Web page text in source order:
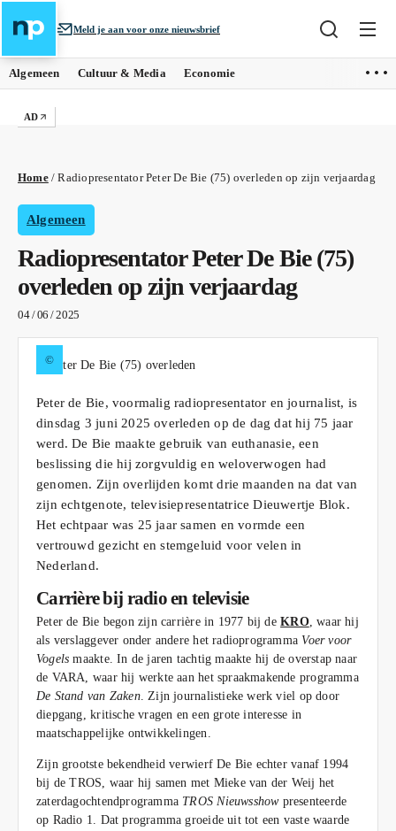
Meld je aan voor onze nieuwsbrief
Algemeen Cultuur & Media Economie
AD
Home/Radiopresentator Peter De Bie (75) overleden op zijn verjaardag
Algemeen
Radiopresentator Peter De Bie (75)
overleden op zijn verjaardag
04 / 06 / 2025
©
Peter de Bie, voormalig radiopresentator en journalist, is
dinsdag 3 juni 2025 overleden op de dag dat hij 75 jaar
werd. De Bie maakte gebruik van euthanasie, een
beslissing die hij zorgvuldig en weloverwogen had
genomen. Zijn overlijden komt drie maanden na dat van
zijn echtgenote, televisiepresentatrice Dieuwertje Blok.
Het echtpaar was 25 jaar samen en vormde een
vertrouwd gezicht en stemgeluid voor velen in
Nederland.
Carrière bij radio en televisie
Peter de Bie begon zijn carrière in 1977 bij deKRO, waar hij
als verslaggever onder andere het radioprogramma Voer voor
Vogels maakte. In de jaren tachtig maakte hij de overstap naar
de VARA, waar hij werkte aan het spraakmakende programma
De Stand van Zaken. Zijn journalistieke werk viel op door
diepgang, kritische vragen en een grote interesse in
maatschappelijke ontwikkelingen.
Zijn grootste bekendheid verwierf De Bie echter vanaf 1994
bij de TROS, waar hij samen met Mieke van der Weij het
zaterdagochtendprogramma TROS Nieuwsshowpresenteerde
op Radio 1. Dat programma groeide uit tot een vaste waarde